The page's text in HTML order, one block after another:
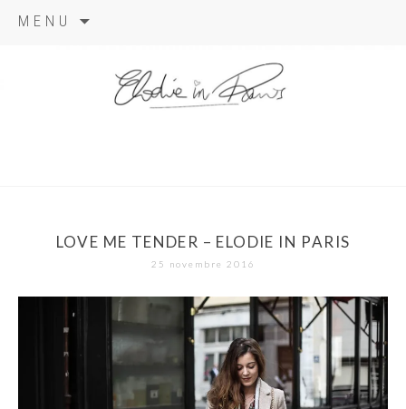
MENU
LOVE ME TENDER – ELODIE IN PARIS
25 novembre 2016